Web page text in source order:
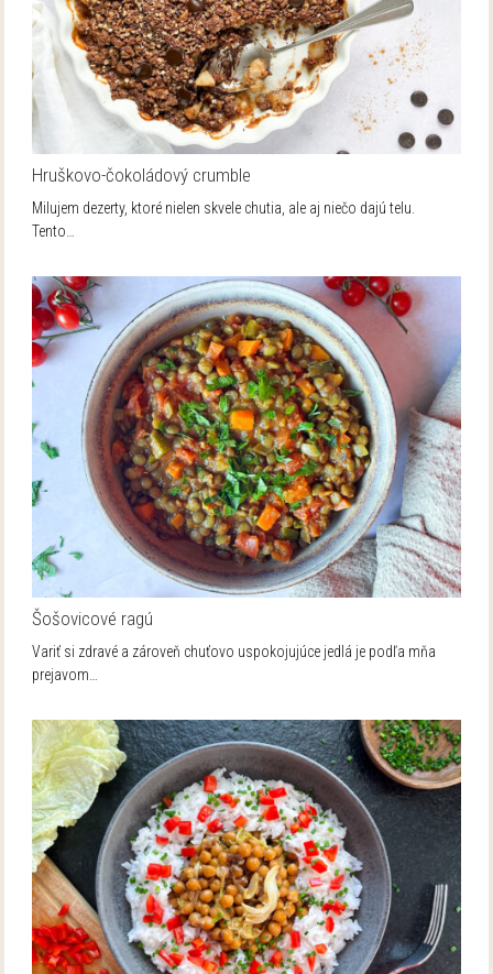
Hruškovo-čokoládový crumble
Milujem dezerty, ktoré nielen skvele chutia, ale aj niečo dajú telu.
Tento…
Šošovicové ragú
Variť si zdravé a zároveň chuťovo uspokojujúce jedlá je podľa mňa
prejavom…